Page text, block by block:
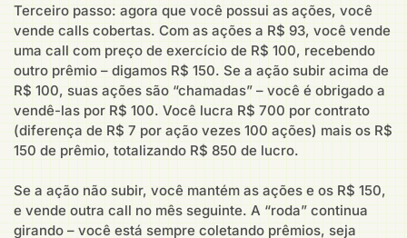
Terceiro passo: agora que você possui as ações, você
vende calls cobertas. Com as ações a R$ 93, você vende
uma call com preço de exercício de R$ 100, recebendo
outro prêmio – digamos R$ 150. Se a ação subir acima de
R$ 100, suas ações são “chamadas” – você é obrigado a
vendê-las por R$ 100. Você lucra R$ 700 por contrato
(diferença de R$ 7 por ação vezes 100 ações) mais os R$
150 de prêmio, totalizando R$ 850 de lucro.
Se a ação não subir, você mantém as ações e os R$ 150,
e vende outra call no mês seguinte. A “roda” continua
girando – você está sempre coletando prêmios, seja